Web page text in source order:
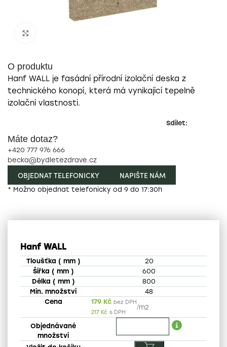
O produktu
Hanf WALL je fasádní přírodní izolační deska z
technického konopí, která má vynikající tepelně
izolační vlastnosti.
Sdílet:
Máte dotaz?
+420 777 976 666
becka@bydletezdrave.cz
OBJEDNAT TELEFONICKY NAPIŠTE NÁM
* Možno objednat telefonicky od 9 do 17:30h
Hanf WALL
20
600
800
48
179 Kč bez DPH
217 Kč s DPH
/m2